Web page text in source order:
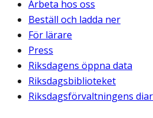
Arbeta hos oss
Beställ och ladda ner
För lärare
Press
Riksdagens öppna data
Riksdagsbiblioteket
Riksdagsförvaltningens